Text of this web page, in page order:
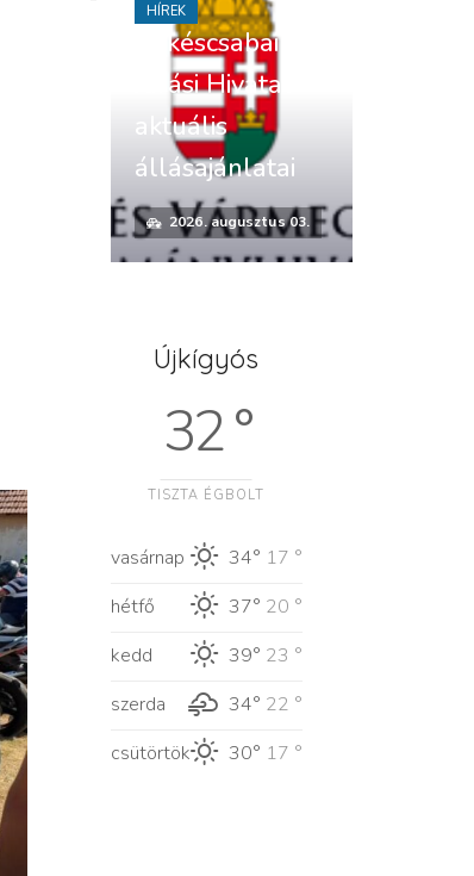
Békéscsabai
Járási Hivatal
aktuális
állásajánlatai
2026. augusztus 03.
HÍREK
Újkígyós
32 °
TISZTA ÉGBOLT
vasárnap 34° 17 °
hétfő
37° 20 °
kedd
39° 23 °
szerda
34° 22 °
csütörtök
30° 17 °